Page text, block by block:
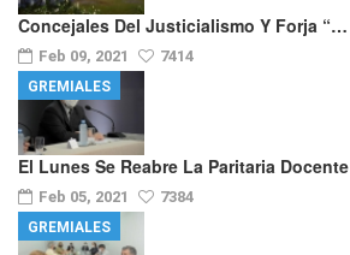
Concejales Del Justicialismo Y Forja “…
Feb 09, 2021 7414
El Lunes Se Reabre La Paritaria Docente
Feb 05, 2021 7384
GREMIALES
GREMIALES